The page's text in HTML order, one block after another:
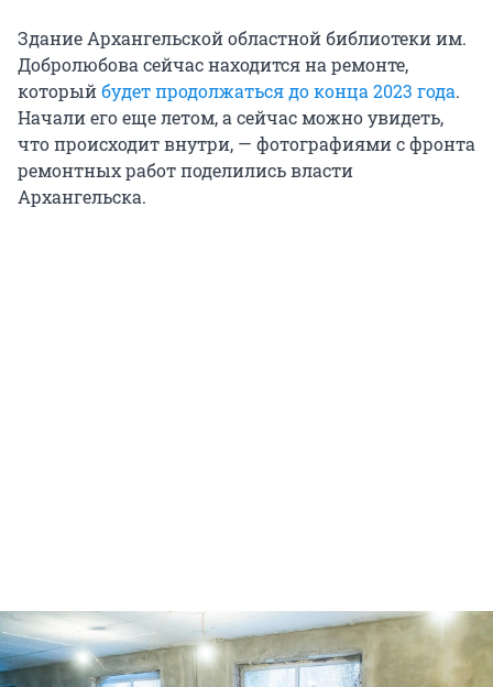
Здание Архангельской областной библиотеки им.
Добролюбова сейчас находится на ремонте,
которыйбудет продолжаться до конца 2023 года.
Начали его еще летом, а сейчас можно увидеть,
что происходит внутри, — фотографиями с фронта
ремонтных работ поделились власти
Архангельска.